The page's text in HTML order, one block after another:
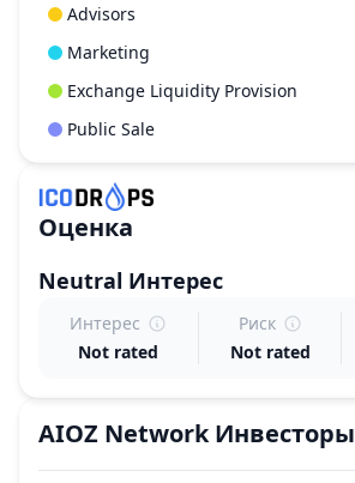
Advisors
Marketing
Exchange Liquidity Provision
Public Sale
Оценка
Neutral Интерес
Интерес
Not rated
Риск
Not rated
AIOZ Network Инвесторы